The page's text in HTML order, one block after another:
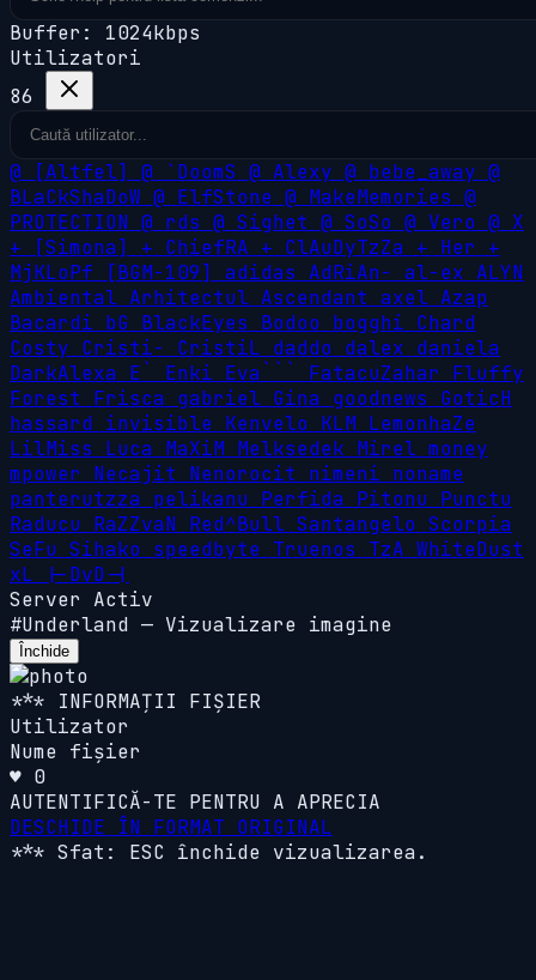
Buffer: 1024kbps
Utilizatori
86
@ [Altfel] @ `DoomS @ Alexy @ bebe_away @
BLaCkShaDoW @ ElfStone @ MakeMemories @
PROTECTION @ rds @ Sighet @ SoSo @ Vero @ X
+
[Simona] + ChiefRA + ClAuDyTzZa + Her +
MjKLoPf
[BGM-109] adidas AdRiAn- al-ex ALYN
Ambiental Arhitectul Ascendant axel Azap
Bacardi bG BlackEyes Bodoo bogghi Chard
Costy Cristi- CristiL daddo dalex daniela
DarkAlexa E` Enki Eva``` FatacuZahar Fluffy
Forest Frisca gabriel Gina goodnews GoticH
hassard invisible Kenvelo KLM LemonhaZe
LilMiss Luca MaXiM Melksedek Mirel money
mpower Necajit Nenorocit nimeni noname
panterutzza pelikanu Perfida Pitonu Punctu
Raducu RaZZvaN Red^Bull Santangelo Scorpia
SeFu Sihako speedbyte Truenos TzA WhiteDust
xL
|-DvD-|
Server Activ
#Underland — Vizualizare imagine
Închide
*** INFORMAȚII FIȘIER
Utilizator
Nume fișier
♥ 0
AUTENTIFICĂ-TE PENTRU A APRECIA
DESCHIDE ÎN FORMAT ORIGINAL
*** Sfat: ESC închide vizualizarea.